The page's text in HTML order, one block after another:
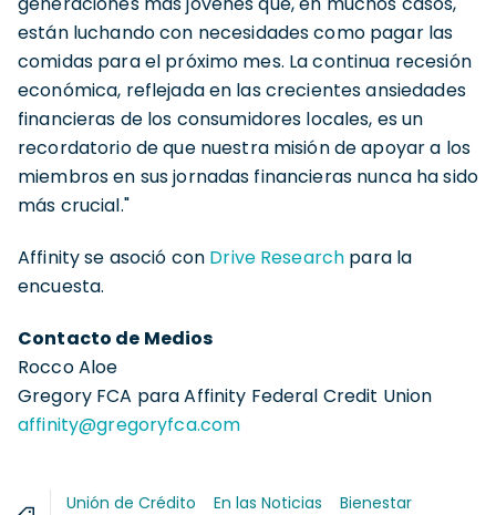
están luchando con necesidades como pagar las
comidas para el próximo mes. La continua recesión
económica, reflejada en las crecientes ansiedades
financieras de los consumidores locales, es un
recordatorio de que nuestra misión de apoyar a los
miembros en sus jornadas financieras nunca ha sido
más crucial."
Affinity se asoció con Drive Research para la
encuesta.
Contacto de Medios
Rocco Aloe
Gregory FCA para Affinity Federal Credit Union
affinity@gregoryfca.com
Unión de Crédito En las Noticias
Bienestar